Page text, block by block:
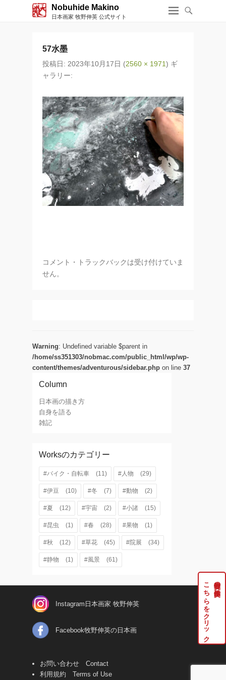
Nobuhide Makino
日本画家 牧野伸英 公式サイト
57水墨
投稿日: 2023年10月17日 (2560 × 1971) ギ
ャラリー:
コメント・トラックバックは受け付けていま
せん。
Warning: Undefined variable $parent in
/home/ss351303/nobmac.com/public_html/wp/wp-
content/themes/adventurous/sidebar.php on line 37
Column
日本画の描き方
自身を語る
雑記
Worksのカテゴリー
#バイク・自転車 (11) #人物 (29)
#伊豆 (10) #冬 (7) #動物 (2)
#夏 (12) #宇宙 (2) #小諸 (15)
#昆虫 (1) #春 (28) #果物 (1)
#秋 (12) #草花 (45) #院展 (34)
#静物 (1) #風景 (61)
牧野伸英の実作品は
こちらをクリック
Instagram日本画家 牧野伸英
Facebook牧野伸英の日本画
お問い合わせ Contact
利用規約 Terms of Use